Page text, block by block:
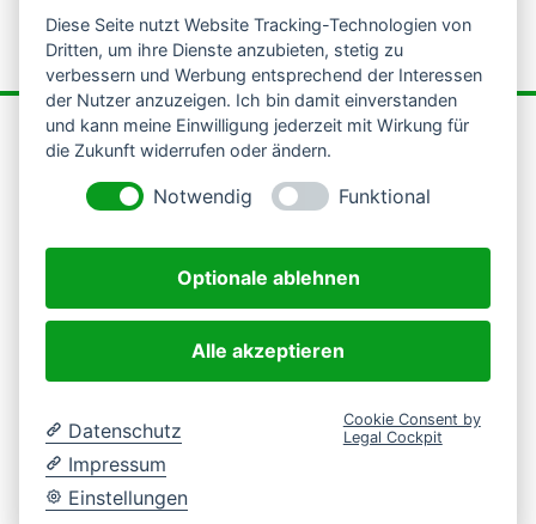
0175 232 04 20 
info@sbk-w.de
Impressum|Datenschutzbestimmungen
Diese Seite nutzt Website Tracking-Technologien von
Dritten, um ihre Dienste anzubieten, stetig zu
verbessern und Werbung entsprechend der Interessen
der Nutzer anzuzeigen. Ich bin damit einverstanden
und kann meine Einwilligung jederzeit mit Wirkung für
die Zukunft widerrufen oder ändern.
Notwendig Funktional
Optionale ablehnen
Alle akzeptieren
Datenschutz
Impressum
Einstellungen
Cookie Consent by
Legal Cockpit